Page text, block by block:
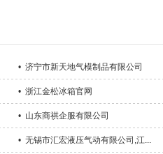
• 济宁市新天地气模制品有限公司
• 浙江金松冰箱官网
• 山东商祺企服有限公司
• 无锡市汇宏液压气动有限公司,江...